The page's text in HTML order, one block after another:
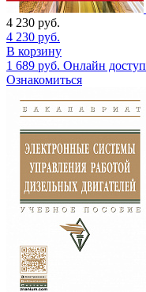
4 230 руб.
4 230 руб.
В корзину
1 689 руб. Онлайн доступ
Ознакомиться